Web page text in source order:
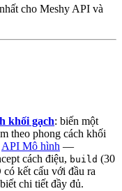
cho Meshy API và
khối gạch: biến một
theo phong cách khối
API Mô hình —
cách điệu, build (30
kết cấu với đầu ra
chi tiết đầy đủ.